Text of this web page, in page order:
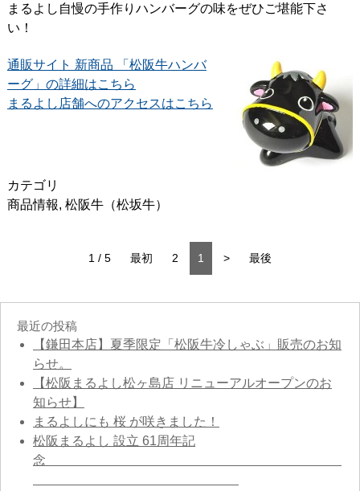
まるよし自慢の手作りハンバーグの味をぜひご堪能下さ
い！
通販サイト 新商品 「松阪牛ハンバ
ーグ」の詳細はこちら
まるよし店舗へのアクセスはこちら
カテゴリ
商品情報, 松阪牛（松坂牛）
1 / 5 最初 2 1 > 最後
最近の投稿
【鎌田本店】夏季限定「松阪牛冷しゃぶ」販売のお知
らせ。
【松阪まるよし松ヶ島店 リニューアルオープンのお
知らせ】
まるよしにも 桜 が咲きました！
松阪まるよし 設立 61周年記
念